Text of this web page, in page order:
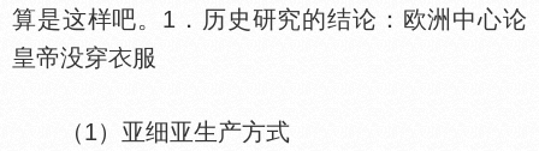
算是这样吧。1．历史研究的结论：欧洲中心论
皇帝没穿
服
（1）亚细亚生产方式